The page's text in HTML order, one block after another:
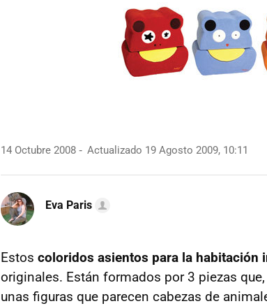
14 Octubre 2008 Actualizado 19 Agosto 2009, 10:11
Eva Paris
Estos coloridos asientos para la habitación
originales. Están formados por 3 piezas
unas figuras que parecen cabezas de